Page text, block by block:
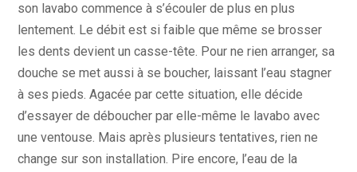
son lavabo commence à s’écouler de plus en plus
lentement. Le débit est si faible que même se brosser
les dents devient un casse-tête. Pour ne rien arranger, sa
douche se met aussi à se boucher, laissant l’eau stagner
à ses pieds. Agacée par cette situation, elle décide
d’essayer de déboucher par elle-même le lavabo avec
une ventouse. Mais après plusieurs tentatives, rien ne
change sur son installation. Pire encore, l’eau de la